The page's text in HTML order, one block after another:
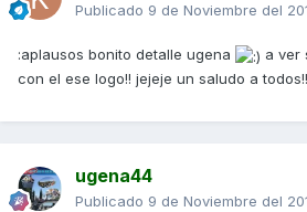
Publicado 9 de Noviembre del
:aplausos bonito detalle ugena
a ver
con el ese logo!! jejeje un saludo a todos!!
ugena44
Publicado 9 de Noviembre del